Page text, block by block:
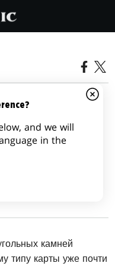
камней
типу карты уже почти
and we will
in the